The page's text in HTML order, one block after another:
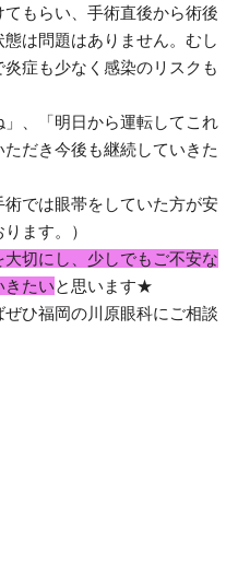
もらい、手術直後から術後
は問題はありません。むし
症も少なく感染のリスクも
」、「明日から運転してこれ
だき今後も継続していきた
術では眼帯をしていた方が安
ます。）
切にし、少しでもご不安な
きたいと思います★
ひ福岡の川原眼科にご相談